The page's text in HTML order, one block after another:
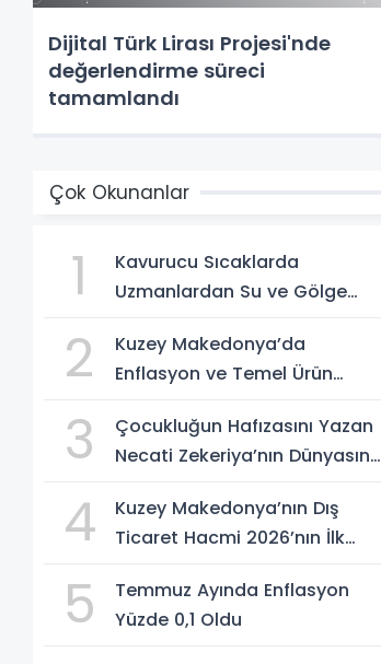
Dijital Türk Lirası Projesi'nde
değerlendirme süreci
tamamlandı
Çok Okunanlar
1
Kavurucu Sıcaklarda
Uzmanlardan Su ve Gölge
2
Kuzey Makedonya’da
Enflasyon ve Temel Ürün
3
Çocukluğun Hafızasını Yazan
Necati Zekeriya’nın Dünyasına
4
Kuzey Makedonya’nın Dış
Ticaret Hacmi 2026’nın İlk
5
Temmuz Ayında Enflasyon
Yüzde 0,1 Oldu